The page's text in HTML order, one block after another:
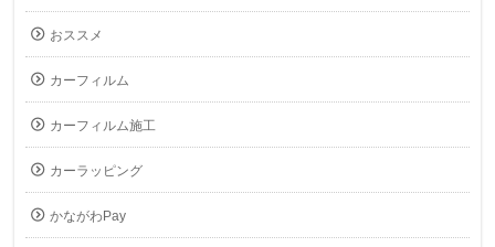
おススメ
カーフィルム
カーフィルム施工
カーラッピング
かながわPay